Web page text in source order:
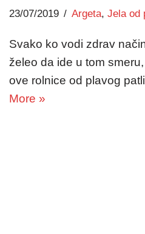
23/07/2019 Argeta, Jela od
Svako ko vodi zdrav
želeo da ide u tom
ove rolnice od plavog
More »